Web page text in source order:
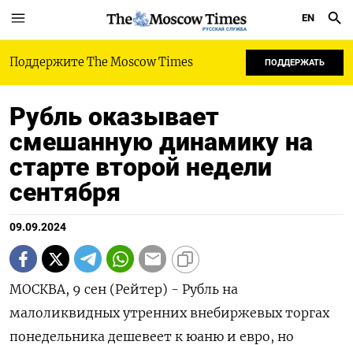
РУССКАЯ СЛУЖБА
EN
Поддержите The Moscow Times ПОДДЕРЖАТЬ
Рубль оказывает
смешанную динамику на
старте второй недели
сентября
09.09.2024
МОСКВА, 9 сен (Рейтер) - Рубль на
малоликвидных утренних внебиржевых торгах
понедельника дешевеет к юаню и евро, но